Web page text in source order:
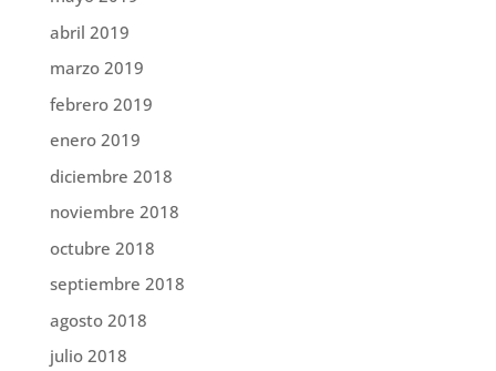
abril 2019
marzo 2019
febrero 2019
enero 2019
diciembre 2018
noviembre 2018
octubre 2018
septiembre 2018
agosto 2018
julio 2018